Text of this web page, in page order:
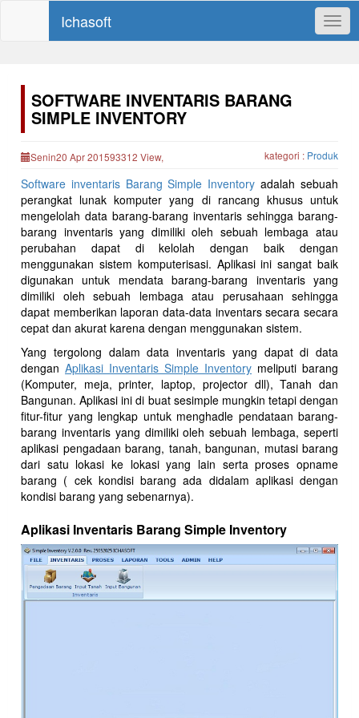
Ichasoft
SOFTWARE INVENTARIS BARANG
SIMPLE INVENTORY
Senin20 Apr 201593312 View, kategori : Produk
Software inventaris Barang Simple Inventoryadalah sebuah
perangkat lunak komputer yang di rancang khusus untuk
mengelolah data barang-barang inventaris sehingga barang-
barang inventaris yang dimiliki oleh sebuah lembaga atau
perubahan dapat di kelolah dengan baik dengan
menggunakan sistem komputerisasi. Aplikasi ini sangat baik
digunakan untuk mendata barang-barang inventaris yang
dimiliki oleh sebuah lembaga atau perusahaan sehingga
dapat memberikan laporan data-data inventars secara secara
cepat dan akurat karena dengan menggunakan sistem.
Yang tergolong dalam data inventaris yang dapat di data
dengan Aplikasi Inventaris Simple Inventory meliputi barang
(Komputer, meja, printer, laptop, projector dll), Tanah dan
Bangunan. Aplikasi ini di buat sesimple mungkin tetapi dengan
fitur-fitur yang lengkap untuk menghadle pendataan barang-
barang inventaris yang dimiliki oleh sebuah lembaga, seperti
aplikasi pengadaan barang, tanah, bangunan, mutasi barang
dari satu lokasi ke lokasi yang lain serta proses opname
barang ( cek kondisi barang ada didalam aplikasi dengan
kondisi barang yang sebenarnya).
Aplikasi Inventaris Barang Simple Inventory